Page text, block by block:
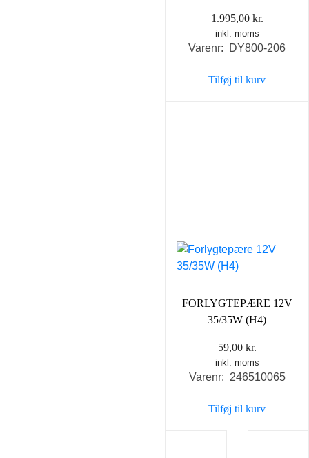
1.995,00 kr.
inkl. moms
Varenr: DY800-206
Tilføj til kurv
FORLYGTEPÆRE 12V
35/35W (H4)
59,00 kr.
inkl. moms
Varenr: 246510065
Tilføj til kurv